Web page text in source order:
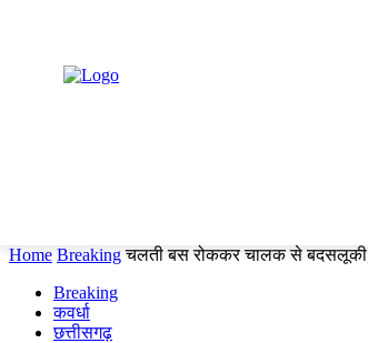
Home Breaking चलती बस रोककर चालक से बदसलूकी,
Breaking
कवर्धा
छत्तीसगढ़